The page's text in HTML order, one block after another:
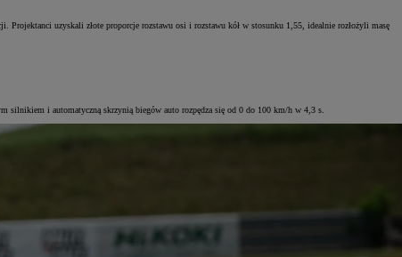
uzyskali złote proporcje rozstawu osi i rozstawu kół w stosunku 1,55, idealnie rozłożyli masę
silnikiem i automatyczną skrzynią biegów auto rozpędza się od 0 do 100 km/h w 4,3 s.